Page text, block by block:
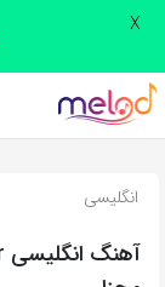
اشتراک
با
روش‌های
زیر
انگلیسی
X